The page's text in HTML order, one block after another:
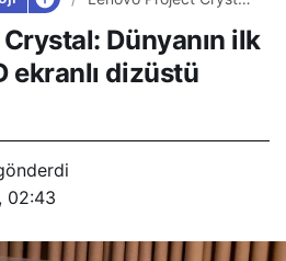
microLED ekranlı
dizüstü bilgisayarı
Dünyanın ilk
ekranlı dizüstü
02:43